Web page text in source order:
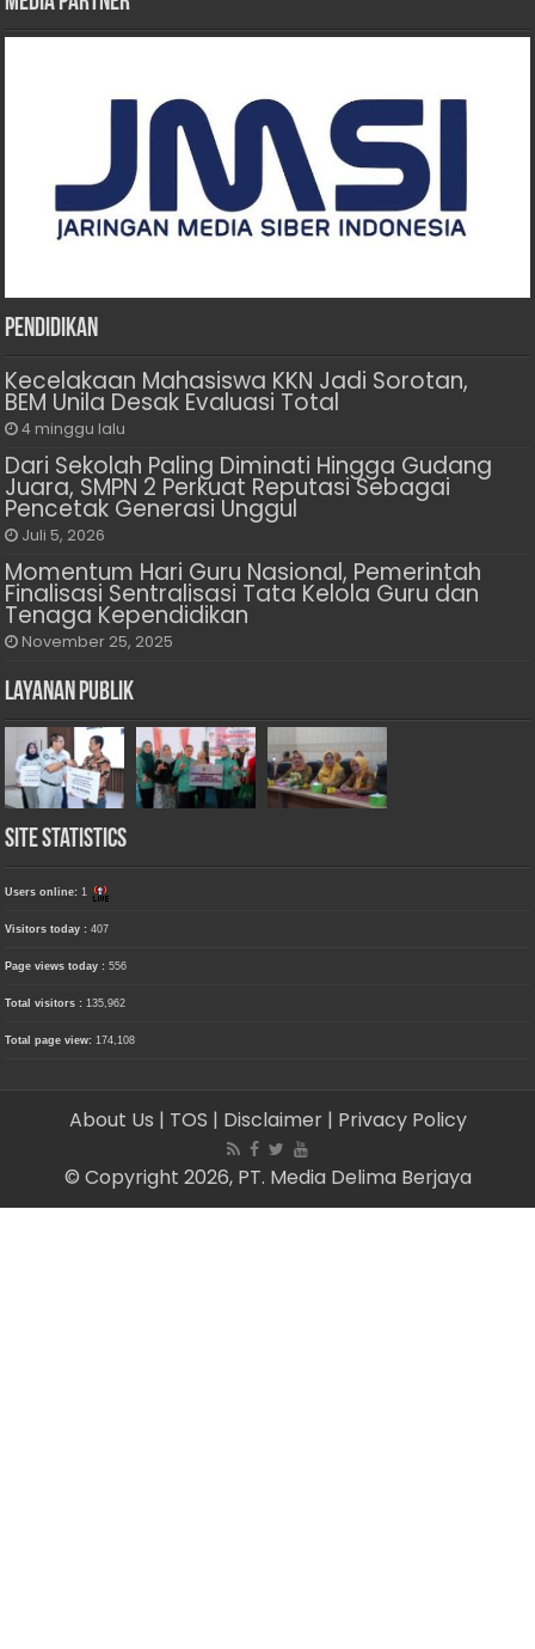
Pendidikan
Kecelakaan Mahasiswa KKN Jadi Sorotan,
BEM Unila Desak Evaluasi Total
4 minggu lalu
Dari Sekolah Paling Diminati Hingga Gudang
Juara, SMPN 2 Perkuat Reputasi Sebagai
Pencetak Generasi Unggul
Juli 5, 2026
Momentum Hari Guru Nasional, Pemerintah
Finalisasi Sentralisasi Tata Kelola Guru dan
Tenaga Kependidikan
November 25, 2025
Layanan Publik
Site Statistics
Users online:1
Visitors today :407
Page views today :556
Total visitors :135,962
Total page view:174,108
About Us | TOS | Disclaimer | Privacy Policy
© Copyright 2026, PT. Media Delima Berjaya